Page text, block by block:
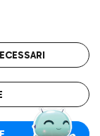
servizio di taxi a